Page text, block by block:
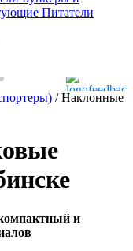
Питатели
/Наклонные
и